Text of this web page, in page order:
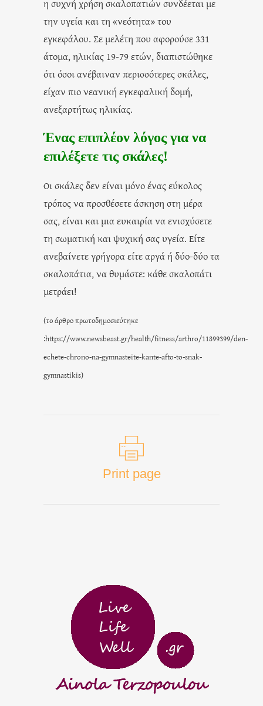
η συχνή χρήση σκαλοπατιών συνδέεται με
την υγεία και τη «νεότητα» του
εγκεφάλου. Σε μελέτη που αφορούσε 331
άτομα, ηλικίας 19-79 ετών, διαπιστώθηκε
ότι όσοι ανέβαιναν περισσότερες σκάλες,
είχαν πιο νεανική εγκεφαλική δομή,
ανεξαρτήτως ηλικίας.
Ένας επιπλέον λόγος για να
επιλέξετε τις σκάλες!
Οι σκάλες δεν είναι μόνο ένας εύκολος
τρόπος να προσθέσετε άσκηση στη μέρα
σας, είναι και μια ευκαιρία να ενισχύσετε
τη σωματική και ψυχική σας υγεία. Είτε
ανεβαίνετε γρήγορα είτε αργά ή δύο-δύο τα
σκαλοπάτια, να θυμάστε: κάθε σκαλοπάτι
μετράει!
(το άρθρο πρωτοδημοσιεύτηκε
:https://www.newsbeast.gr/health/fitness/arthro/11899399/den-
echete-chrono-na-gymnasteite-kante-afto-to-snak-
gymnastikis)
Print page